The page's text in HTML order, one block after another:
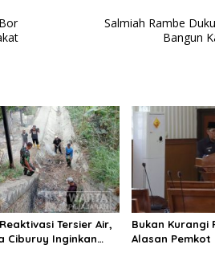
Salmiah Rambe
Bangun
Tersier Air,
Ciburuy Inginkan
Bukan Kurangi
Alasan Pemkot